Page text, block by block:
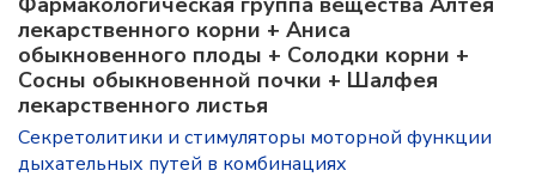
лекарственного корни + Аниса
обыкновенного плоды + Солодки корни +
Сосны обыкновенной почки + Шалфея
лекарственного листья
Секретолитики и стимуляторы моторной функции
дыхательных путей в комбинациях